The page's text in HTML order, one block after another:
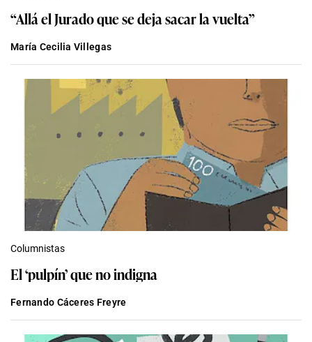
“Allá el Jurado que se deja sacar la vuelta”
María Cecilia Villegas
Columnistas
El ‘pulpín’ que no indigna
Fernando Cáceres Freyre